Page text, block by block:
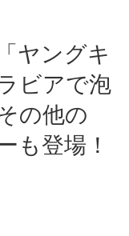
ヤングキ
ビアで泡
の他の
も登場！